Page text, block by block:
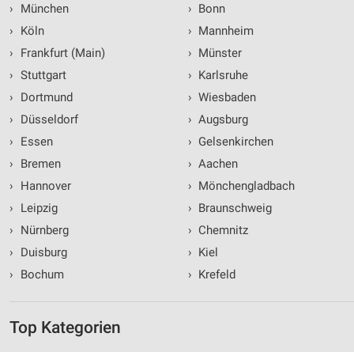
›
München
›
Köln
›
Frankfurt (Main)
› Stuttgart
›
Dortmund
›
Düsseldorf
›
Essen
›
Bremen
›
Hannover
›
Leipzig
›
Nürnberg
›
Duisburg
›
Bochum
› Bonn
› Mannheim
› Münster
› Karlsruhe
› Wiesbaden
› Augsburg
› Gelsenkirchen
› Aachen
› Mönchengladbach
› Braunschweig
› Chemnitz
› Kiel
› Krefeld
Top Kategorien